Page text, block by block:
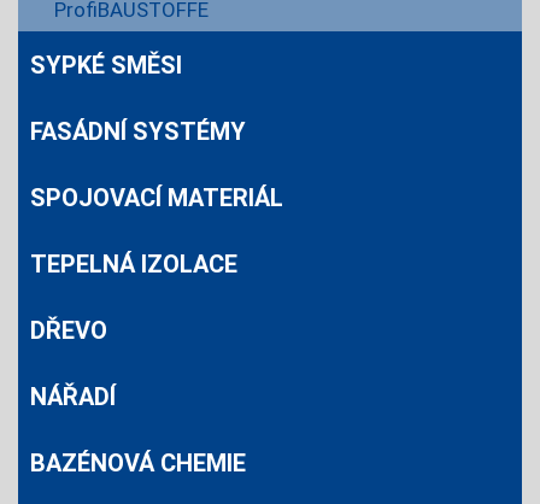
ProfiBAUSTOFFE
SYPKÉ SMĚSI
FASÁDNÍ SYSTÉMY
SPOJOVACÍ MATERIÁL
TEPELNÁ IZOLACE
DŘEVO
NÁŘADÍ
BAZÉNOVÁ CHEMIE